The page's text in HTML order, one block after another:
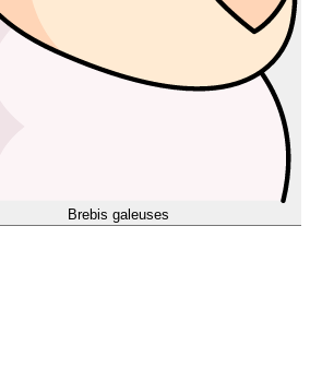
Brebis galeuses